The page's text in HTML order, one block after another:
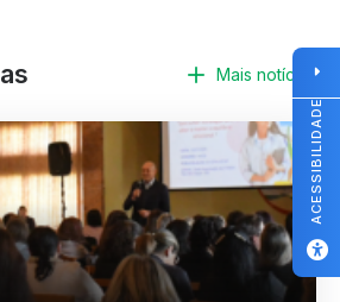
Mais notícias
ACESSIBILIDADE